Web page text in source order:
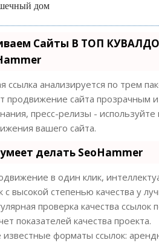
дом
Сайты В ТОП
ссылка анализируется по трем
продвижение сайта прозрачным
пресс-релизы -
вашего сайта.
делать SeoHammer
в один клик,
с высокой степенью качества у
проверка качества
показателей качества проекта.
форматы ссылок: